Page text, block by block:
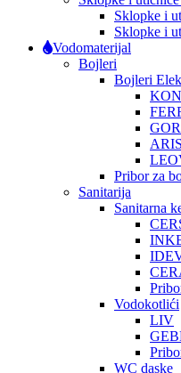
Sklopke i
Sklopke i
Vodomaterijal
Bojleri
Bojleri
Pribor za
Sanitarija
Sanitarna
Vodokotlići
LIV
WC daske